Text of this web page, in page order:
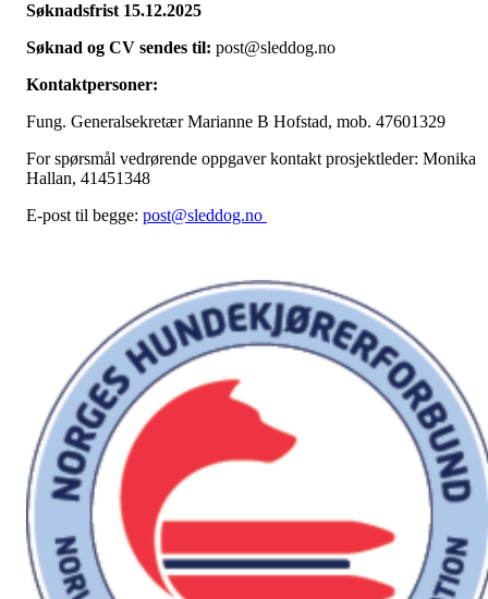
Søknadsfrist 15.12.2025
Søknad og CV sendes til: post@sleddog.no
Kontaktpersoner:
Fung. Generalsekretær Marianne B Hofstad, mob. 47601329
For spørsmål vedrørende oppgaver kontakt prosjektleder: Monika
Hallan, 41451348
E-post til begge: post@sleddog.no